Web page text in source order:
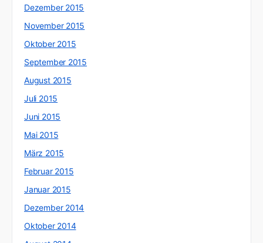
Dezember 2015
November 2015
Oktober 2015
September 2015
August 2015
Juli 2015
Juni 2015
Mai 2015
März 2015
Februar 2015
Januar 2015
Dezember 2014
Oktober 2014